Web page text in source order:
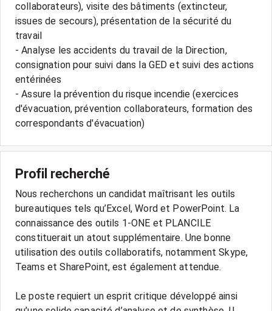
collaborateurs), visite des bâtiments (extincteur,
issues de secours), présentation de la sécurité du
travail
- Analyse les accidents du travail de la Direction,
consignation pour suivi dans la GED et suivi des actions
entérinées
- Assure la prévention du risque incendie (exercices
d'évacuation, prévention collaborateurs, formation des
correspondants d'évacuation)
Profil recherché
Nous recherchons un candidat maîtrisant les outils
bureautiques tels qu’Excel, Word et PowerPoint. La
connaissance des outils 1-ONE et PLANCILE
constituerait un atout supplémentaire. Une bonne
utilisation des outils collaboratifs, notamment Skype,
Teams et SharePoint, est également attendue.
Le poste requiert un esprit critique développé ainsi